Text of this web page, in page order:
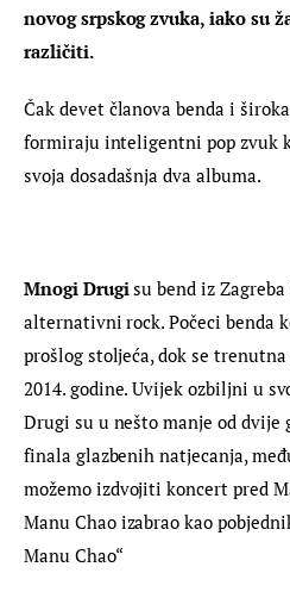
novog srpskog zvuka, iako su
različiti.
Čak devet članova benda i
formiraju inteligentni pop zvuk
svoja dosadašnja dva albuma.
Mnogi Drugi su bend iz
alternativni rock. Počeci benda
prošlog stoljeća, dok se
2014. godine. Uvijek ozbiljni u
Drugi su u nešto manje od dvije
finala glazbenih natjecanja,
možemo izdvojiti koncert pred
Manu Chao izabrao kao
Manu Chao“